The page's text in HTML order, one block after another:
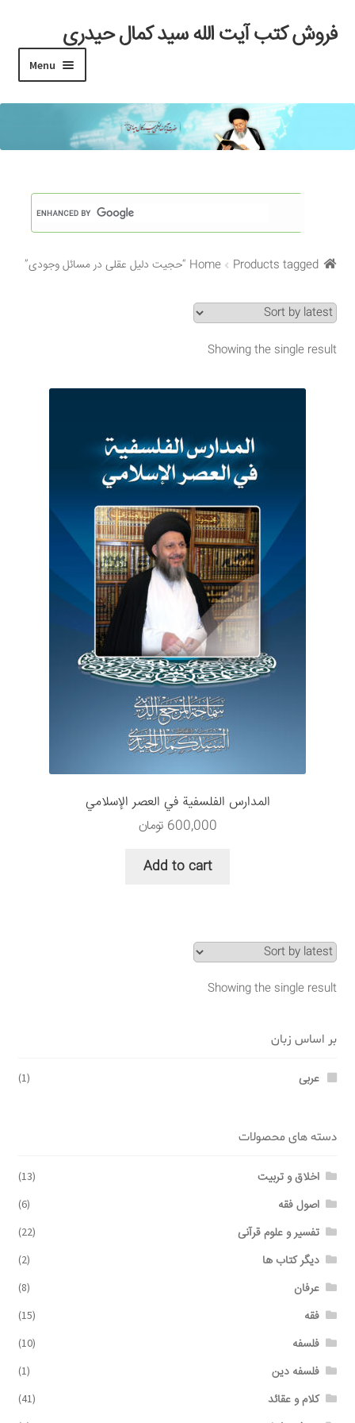
Skip
to
Skip
to
فروش کتب آیت الله سید کمال حیدری
Menu
خانه
#97 (بدون عنوان)
Checkout
My account
Search Results
Shop
تماس با ما
حساب کاربری من
قوانین و مقررات
Home Products tagged “حجیت دلیل عقلی در مسائل وجودی”
Showing the single result
المدارس الفلسفية في العصر الإسلامي
600,000 تومان
Add to cart
Showing the single result
بر اساس زبان
عربی (1)
دسته های محصولات
اخلاق و تربیت (13)
اصول فقه (6)
تفسیر و علوم قرآنی (22)
دیگر کتاب ها (2)
عرفان (8)
فقه (15)
فلسفه (10)
فلسفه دین (1)
کلام و عقائد (41)